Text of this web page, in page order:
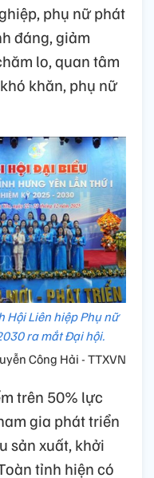
phụ nữ phát
đáng, giảm
lo, quan tâm
khăn, phụ nữ
Hội Liên hiệp Phụ nữ
ra mắt Đại hội.
Công Hải - TTXVN
trên 50% lực
gia phát triển
sản xuất, khởi
tỉnh hiện có